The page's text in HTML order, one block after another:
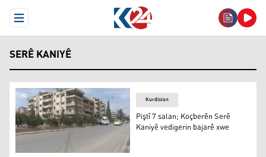
Open Menu
SERÊ KANIYÊ
Kurdistan
Piştî 7 salan; Koçberên Serê
Kaniyê vedigerin bajarê xwe